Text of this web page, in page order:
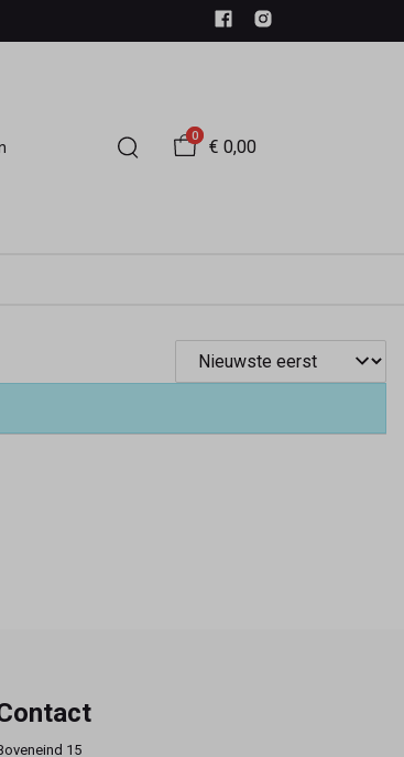
0
€ 0,00
15